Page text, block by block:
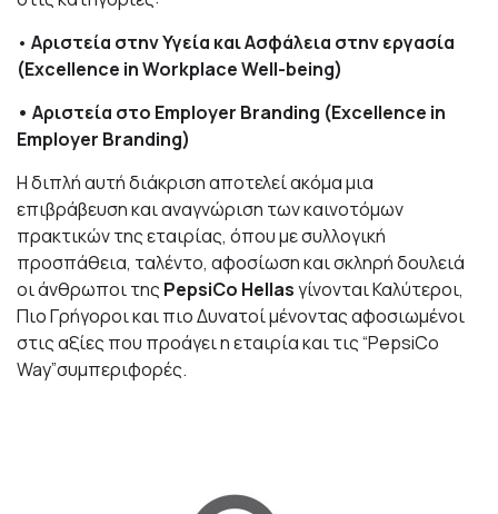
• Αριστεία στην Υγεία και Ασφάλεια στην εργασία
(Excellence in Workplace Well-being)
• Αριστεία στο Employer Branding (Excellence in
Employer Branding)
Η διπλή αυτή διάκριση αποτελεί ακόμα μια
επιβράβευση και αναγνώριση των καινοτόμων
πρακτικών της εταιρίας, όπου με συλλογική
προσπάθεια, ταλέντο, αφοσίωση και σκληρή δουλειά
οι άνθρωποι της PepsiCo Hellasγίνονται Καλύτεροι,
Πιο Γρήγοροι και πιο Δυνατοί μένοντας αφοσιωμένοι
στιςαξίες που προάγει η εταιρία και τις “PepsiCo
Way”συμπεριφορές.